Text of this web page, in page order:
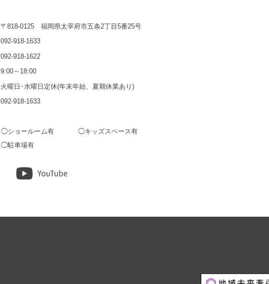
〒818-0125 福岡県太宰府市五条2丁目5番25号
092-918-1633
092-918-1622
9:00～18:00
火曜日･水曜日定休(年末年始、夏期休業あり)
092-918-1633
◯ショールーム有
◯キッズスペース有
◯駐車場有